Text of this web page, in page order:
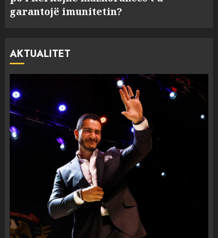
garantojë imunitetin?
AKTUALITET